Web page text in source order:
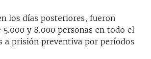
los días posteriores, fueron
y 8.000 personas en todo el
a prisión preventiva por períodos